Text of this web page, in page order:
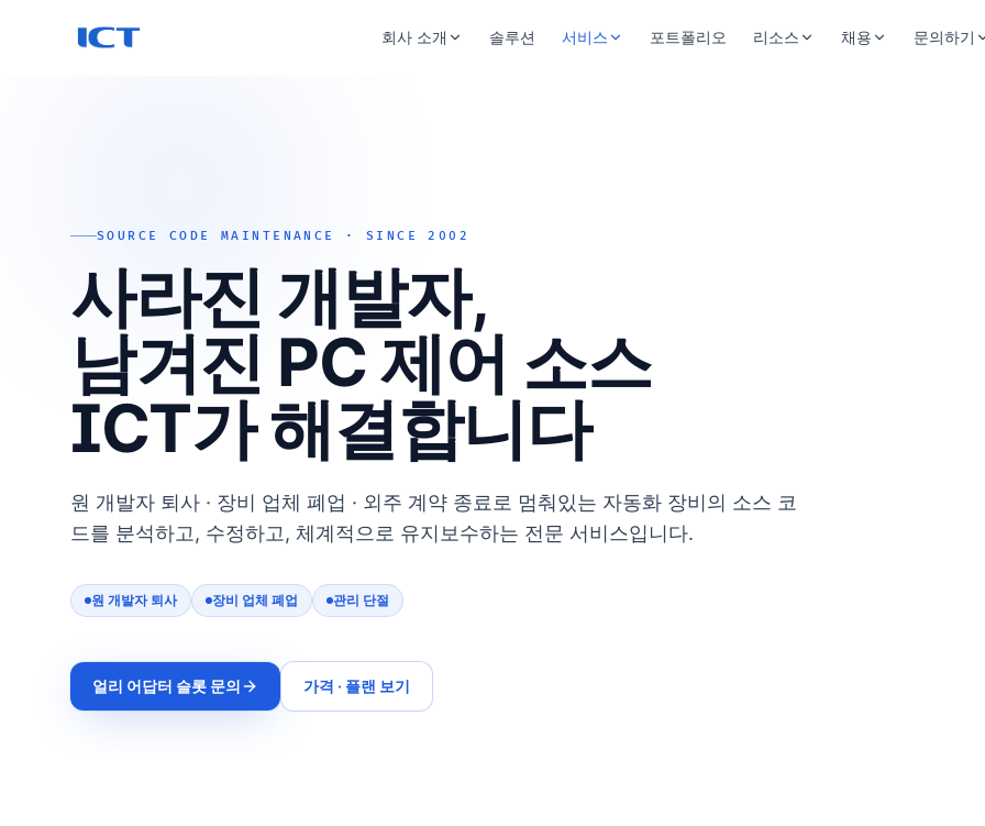
회사 소개 솔루션 서비스 포트폴리오 리소스 채용 문의하기
SOURCE CODE MAINTENANCE · SINCE 2002
사라진 개발자,
남겨진 PC 제어 소스
ICT가 해결합니다
원 개발자 퇴사 · 장비 업체 폐업 · 외주 계약 종료로 멈춰있는 자동화 장비의 소스 코
드를 분석하고, 수정하고, 체계적으로 유지보수하는 전문 서비스입니다.
원 개발자 퇴사 장비 업체 폐업 관리 단절
얼리 어답터 슬롯 문의 가격 · 플랜 보기